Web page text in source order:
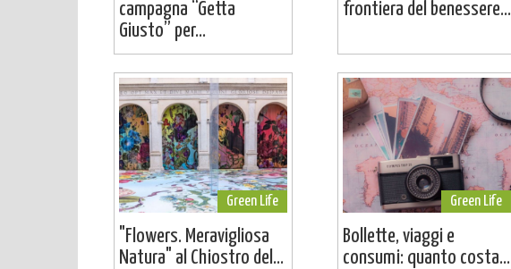
campagna “Getta
Giusto” per...
frontiera del benessere...
Green Life
"Flowers. Meravigliosa
Natura" al Chiostro del...
Green Life
Bollette, viaggi e
consumi: quanto costa...